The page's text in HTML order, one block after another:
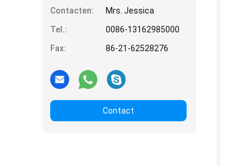
Contacten:
Mrs. Jessica
Tel.:
0086-13162985000
Fax:
86-21-62528276
Contact